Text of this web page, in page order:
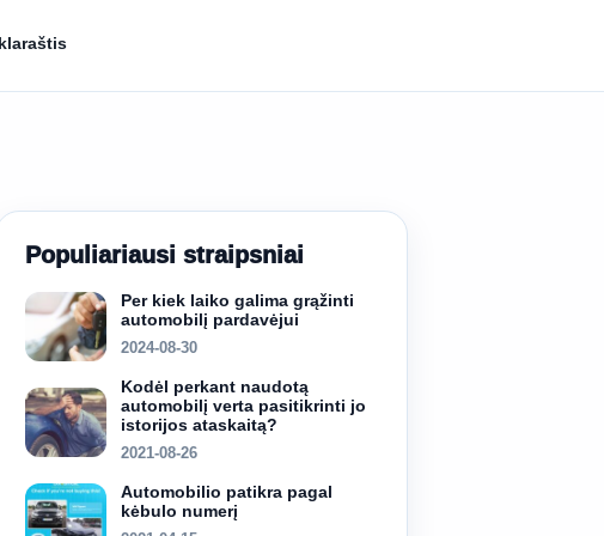
Populiariausi straipsniai
Per kiek laiko galima grąžinti
automobilį pardavėjui
2024-08-30
Kodėl perkant naudotą
automobilį verta pasitikrinti jo
istorijos ataskaitą?
2021-08-26
Automobilio patikra pagal
kėbulo numerį